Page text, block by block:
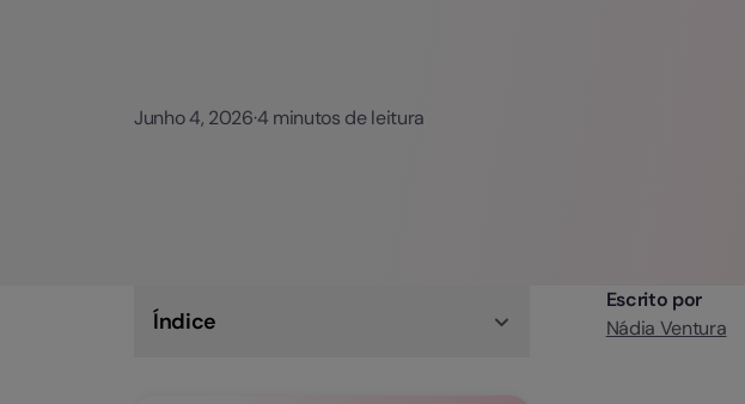
Junho 4, 2026·4 minutos de leitura
Índice
Escrito por
Nádia Ventura